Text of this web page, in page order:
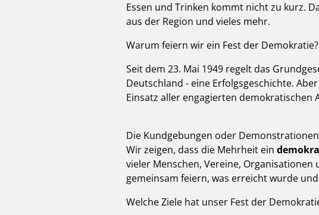
Essen und Trinken kommt nicht zu kurz.
aus der Region und vieles mehr.
Warum feiern wir ein Fest der Demokratie?
Seit dem 23. Mai 1949 regelt das
Deutschland - eine Erfolgsgeschichte.
Einsatz aller engagierten
Die Kundgebungen oder
Wir zeigen, dass die Mehrheit ein
vieler Menschen, Vereine,
gemeinsam feiern, was erreicht wurde
Welche Ziele hat unser Fest der